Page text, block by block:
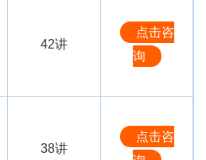
42讲
点击咨
询
38讲
点击咨